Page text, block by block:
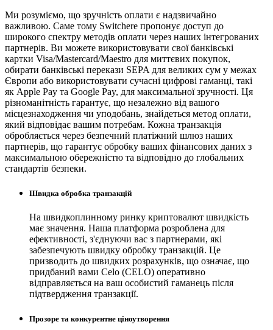
Ми розуміємо, що зручність оплати є надзвичайно
важливою. Саме тому Switchere пропонує доступ до
широкого спектру методів оплати через наших інтегрованих
партнерів. Ви можете використовувати свої банківські
картки Visa/Mastercard/Maestro для миттєвих покупок,
обирати банківські перекази SEPA для великих сум у межах
Європи або використовувати сучасні цифрові гаманці, такі
як Apple Pay та Google Pay, для максимальної зручності. Ця
різноманітність гарантує, що незалежно від вашого
місцезнаходження чи уподобань, знайдеться метод оплати,
який відповідає вашим потребам. Кожна транзакція
обробляється через безпечний платіжний шлюз наших
партнерів, що гарантує обробку ваших фінансових даних з
максимальною обережністю та відповідно до глобальних
стандартів безпеки.
Швидка обробка транзакцій
На швидкоплинному ринку криптовалют швидкість
має значення. Наша платформа розроблена для
ефективності, з'єднуючи вас з партнерами, які
забезпечують швидку обробку транзакцій. Це
призводить до швидких розрахунків, що означає, що
придбаний вами Celo (CELO) оперативно
відправляється на ваш особистий гаманець після
підтвердження транзакції.
Прозоре та конкурентне ціноутворення